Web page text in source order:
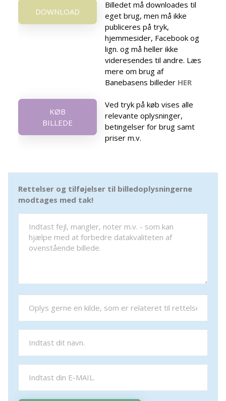
DOWNLOAD
Billedet må downloades til
eget brug, men må ikke
publiceres på tryk,
hjemmesider, Facebook og
lign. og må heller ikke
videresendes til andre. Læs
mere om brug af
Banebasens billeder HER
KØB
BILLEDE
Ved tryk på køb vises alle
relevante oplysninger,
betingelser for brug samt
priser m.v.
Rettelser og tilføjelser til billedoplysningerne
modtages med tak!